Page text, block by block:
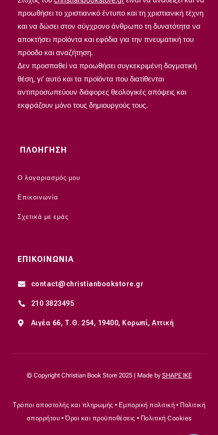
προωθήσει το χριστιανικό έντυπο και τη χριστιανική τέχνη
και να δώσει στον σύγχρονο άνθρωπο τη δυνατότητα να
αποκτήσει προϊόντα και εφόδια για την πνευματική του
πρόοδο και αναζήτηση.
Δεν προσπαθεί να προωθήσει συγκεκριμένη δογματική
θέση, γι’ αυτό και τα προϊόντα που διατίθενται
αντιπροσωπεύουν διάφορες θεολογικές απόψεις και
εκφράζουν μόνο τους δημιουργούς τους.
ΠΛΟΗΓΗΣΗ
Ο λογαριασμός μου
Επικοινωνία
Σχετικά με εμάς
ΕΠΙΚΟΙΝΩΝΙΑ
 contact@christianbookstore.gr
 210 3823495
 Αιγέα 66, Τ.Θ. 254, 19400, Κορωπί, Αττική
© Copyright Christian Book Store 2025 | Made by SHAPE IKE
Τρόποι αποστολής και πληρωμής • Εμπορική πολιτική • Πολιτική
απορρήτου •Όροι και προϋποθέσεις • Πολιτική Cookies